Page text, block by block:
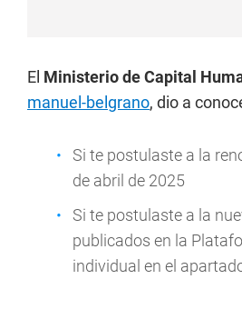
El Ministerio de Capital
manuel-belgrano, dio a
Si te postulaste a la
de abril de 2025
Si te postulaste a la
publicados en la
individual en el